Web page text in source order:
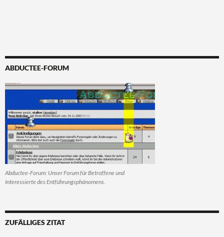
ABDUCTEE-FORUM
Abductee-Forum: Unser Forum für Betroffene und
Interessierte des Entführungsphänomens.
ZUFÄLLIGES ZITAT